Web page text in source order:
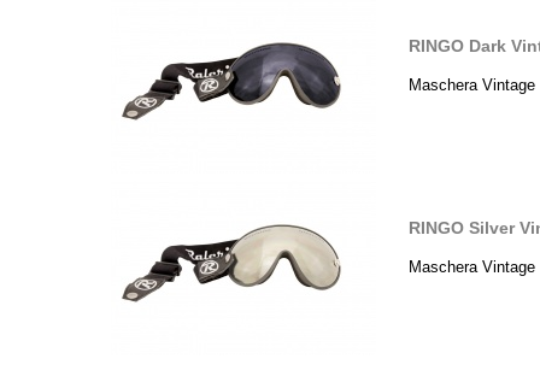
RINGO Dark
Maschera
RINGO Silver
Maschera